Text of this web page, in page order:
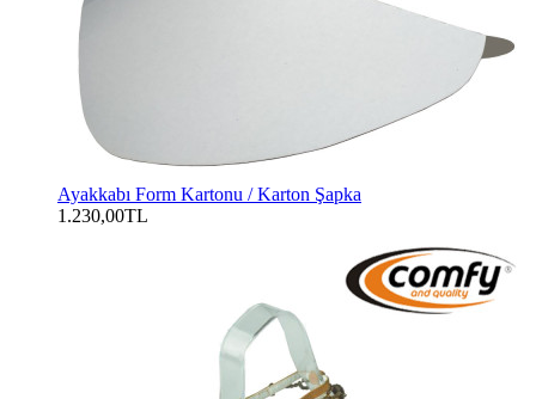
Ayakkabı Form Kartonu / Karton Şapka
1.230,00TL